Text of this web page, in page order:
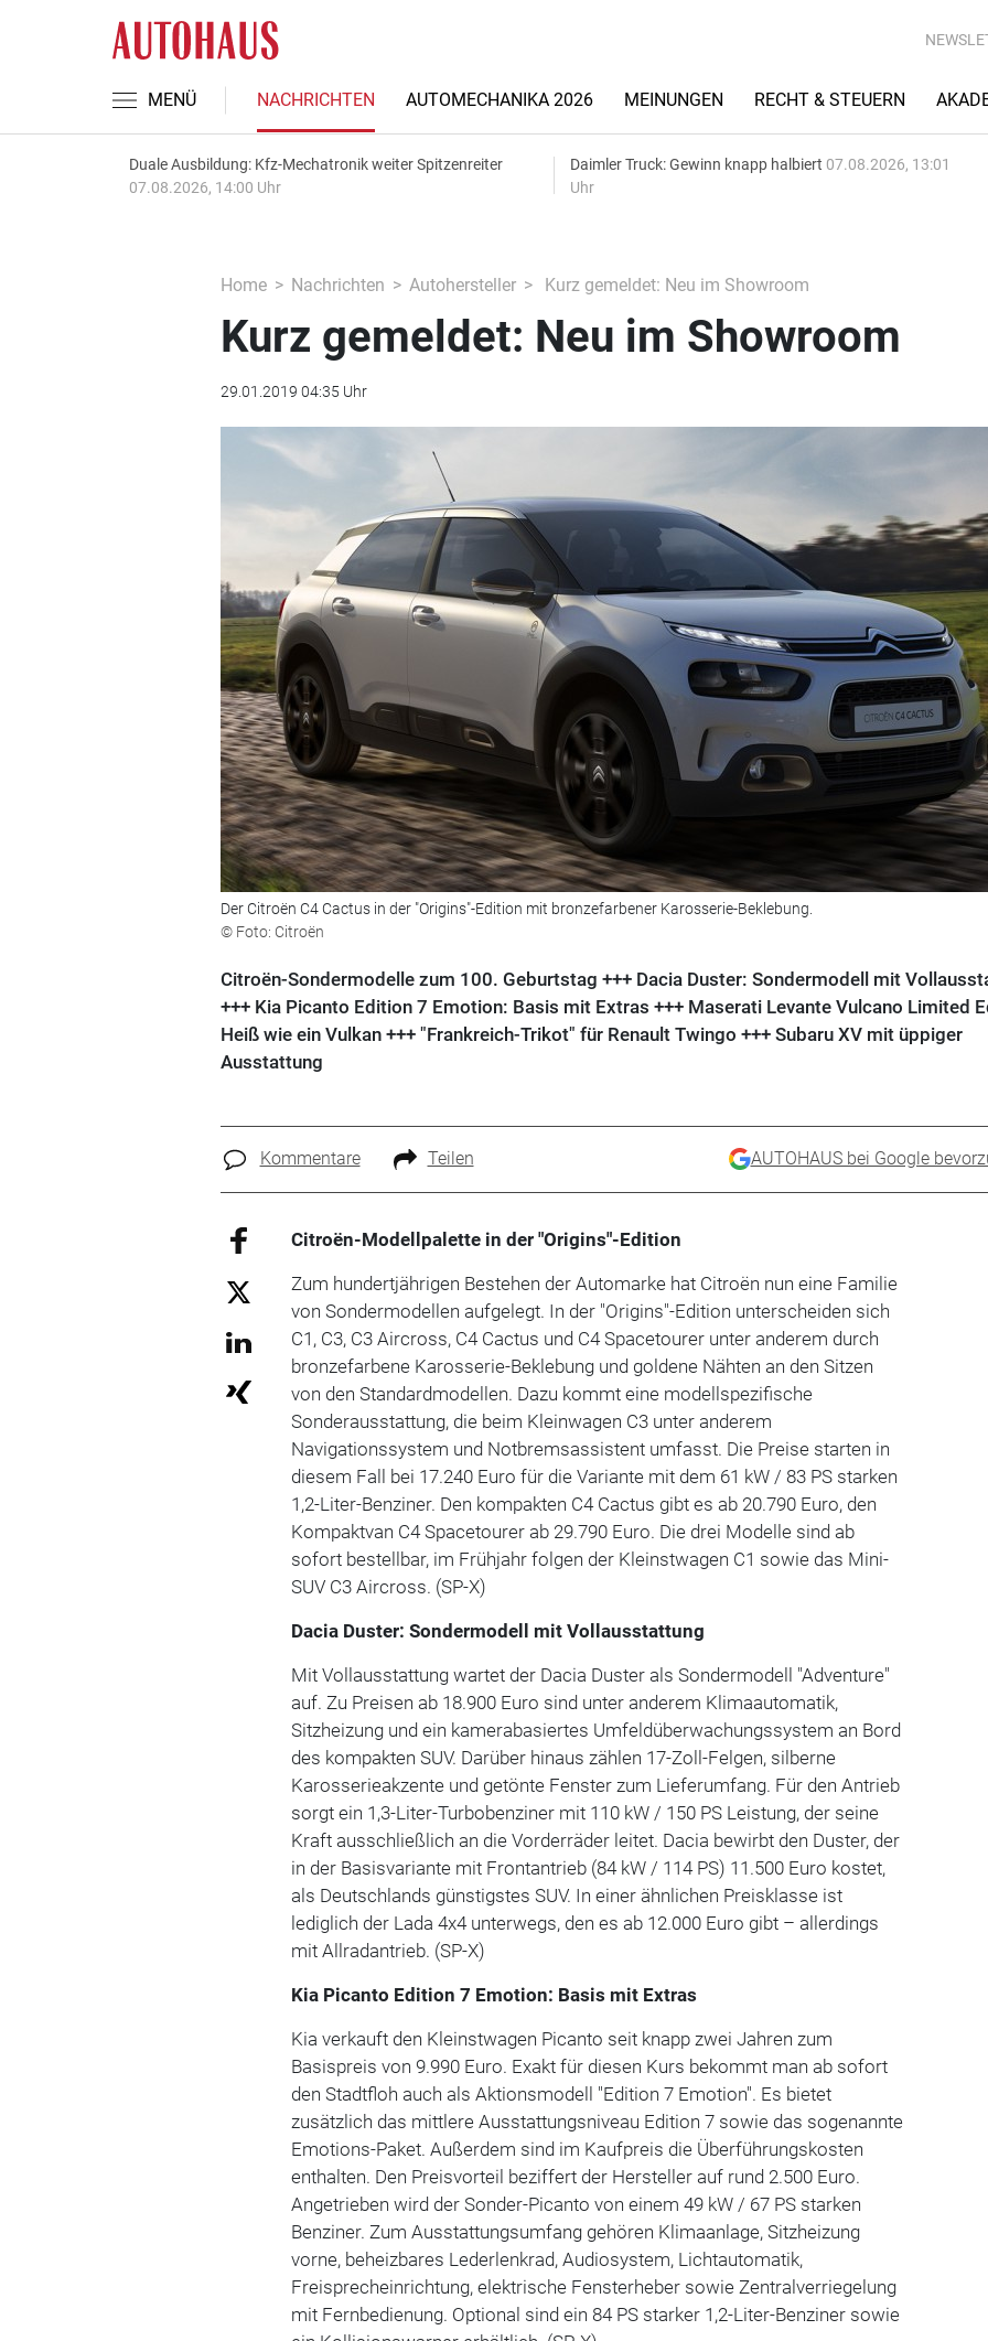
MENÜ NACHRICHTEN AUTOMECHANIKA 2026 MEINUNGEN RECHT & STEUERN
Duale Ausbildung: Kfz-Mechatronik weiter Spitzenreiter
07.08.2026, 14:00 Uhr
Daimler Truck: Gewinn knapp halbiert 07.08.2026, 13:01
Uhr
Home Nachrichten Autohersteller Kurz gemeldet: Neu im Showroom
Kurz gemeldet: Neu im Showroom
29.01.2019 04:35 Uhr
Der Citroën C4 Cactus in der "Origins"-Edition mit bronzefarbener Karosserie-Beklebung.
© Foto: Citroën
Citroën-Sondermodelle zum 100. Geburtstag +++ Dacia Duster: Sondermodell mit
+++ Kia Picanto Edition 7 Emotion: Basis mit Extras +++ Maserati Levante Vulcano Limited
Heiß wie ein Vulkan +++ "Frankreich-Trikot" für Renault Twingo +++ Subaru XV mit üppiger
Ausstattung
Kommentare Teilen AUTOHAUS bei Google
Citroën-Modellpalette in der "Origins"-Edition
Zum hundertjährigen Bestehen der Automarke hat Citroën nun eine Familie
von Sondermodellen aufgelegt. In der "Origins"-Edition unterscheiden sich
C1, C3, C3 Aircross, C4 Cactus und C4 Spacetourer unter anderem durch
bronzefarbene Karosserie-Beklebung und goldene Nähten an den Sitzen
von den Standardmodellen. Dazu kommt eine modellspezifische
Sonderausstattung, die beim Kleinwagen C3 unter anderem
Navigationssystem und Notbremsassistent umfasst. Die Preise starten in
diesem Fall bei 17.240 Euro für die Variante mit dem 61 kW / 83 PS starken
1,2-Liter-Benziner. Den kompakten C4 Cactus gibt es ab 20.790 Euro, den
Kompaktvan C4 Spacetourer ab 29.790 Euro. Die drei Modelle sind ab
sofort bestellbar, im Frühjahr folgen der Kleinstwagen C1 sowie das Mini-
SUV C3 Aircross. (SP-X)
Dacia Duster: Sondermodell mit Vollausstattung
Mit Vollausstattung wartet der Dacia Duster als Sondermodell "Adventure"
auf. Zu Preisen ab 18.900 Euro sind unter anderem Klimaautomatik,
Sitzheizung und ein kamerabasiertes Umfeldüberwachungssystem an Bord
des kompakten SUV. Darüber hinaus zählen 17-Zoll-Felgen, silberne
Karosserieakzente und getönte Fenster zum Lieferumfang. Für den Antrieb
sorgt ein 1,3-Liter-Turbobenziner mit 110 kW / 150 PS Leistung, der seine
Kraft ausschließlich an die Vorderräder leitet. Dacia bewirbt den Duster, der
in der Basisvariante mit Frontantrieb (84 kW / 114 PS) 11.500 Euro kostet,
als Deutschlands günstigstes SUV. In einer ähnlichen Preisklasse ist
lediglich der Lada 4x4 unterwegs, den es ab 12.000 Euro gibt – allerdings
mit Allradantrieb. (SP-X)
Kia Picanto Edition 7 Emotion: Basis mit Extras
Kia verkauft den Kleinstwagen Picanto seit knapp zwei Jahren zum
Basispreis von 9.990 Euro. Exakt für diesen Kurs bekommt man ab sofort
den Stadtfloh auch als Aktionsmodell "Edition 7 Emotion". Es bietet
zusätzlich das mittlere Ausstattungsniveau Edition 7 sowie das sogenannte
Emotions-Paket. Außerdem sind im Kaufpreis die Überführungskosten
enthalten. Den Preisvorteil beziffert der Hersteller auf rund 2.500 Euro.
Angetrieben wird der Sonder-Picanto von einem 49 kW / 67 PS starken
Benziner. Zum Ausstattungsumfang gehören Klimaanlage, Sitzheizung
vorne, beheizbares Lederlenkrad, Audiosystem, Lichtautomatik,
Freisprecheinrichtung, elektrische Fensterheber sowie Zentralverriegelung
mit Fernbedienung. Optional sind ein 84 PS starker 1,2-Liter-Benziner sowie